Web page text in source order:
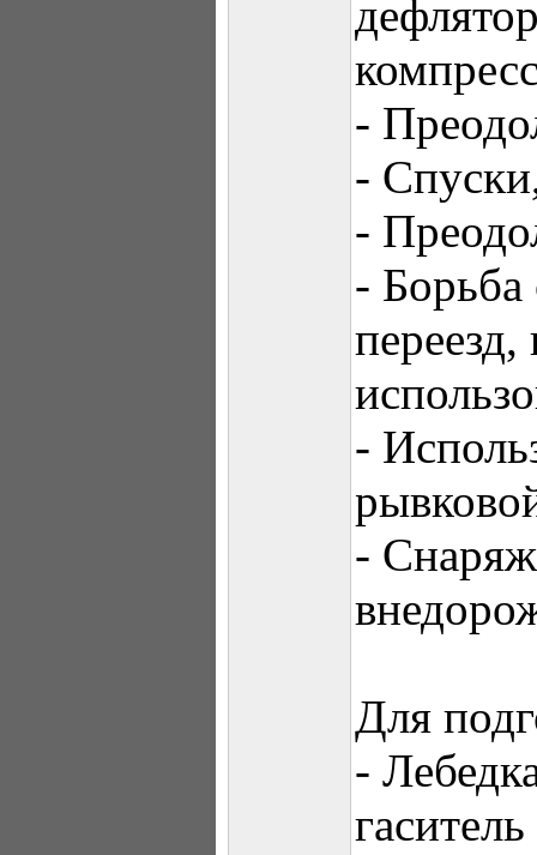
-
-
-
- Борьба
переезд,
-
-
Для
-